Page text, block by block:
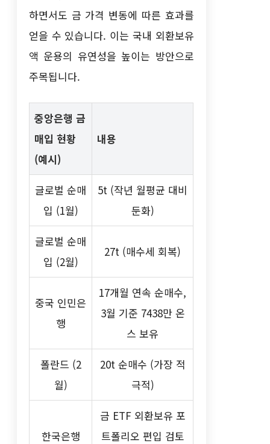
하면서도 금 가격 변동에 따른 효과를
얻을 수 있습니다. 이는 국내 외환보유
액 운용의 유연성을 높이는 방안으로
주목됩니다.
중앙은행 금
매입 현황
(예시)
내용
글로벌 순매
입 (1월)
5t (작년 월평균 대비
둔화)
글로벌 순매
입 (2월)
27t (매수세 회복)
중국 인민은
행
17개월 연속 순매수,
3월 기준 7438만 온
스 보유
폴란드 (2
월)
20t 순매수 (가장 적
극적)
한국은행
금 ETF 외환보유 포
트폴리오 편입 검토